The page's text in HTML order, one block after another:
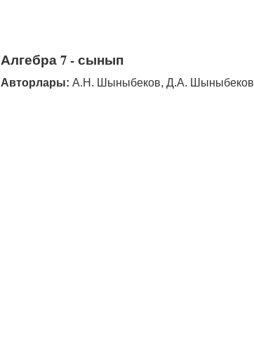
Алгебра 7 - сынып
Авторлары: А.Н. Шыныбеков, Д.А. Шыныбеков